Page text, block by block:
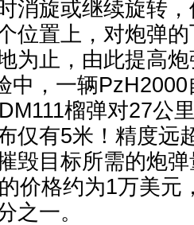
消旋或继续旋转
位置上，对炮弹
为止，由此提高
中，一辆
榴弹对27公
仅有5米！精度远
毁目标所需的炮
价格约为1万美元
之一。